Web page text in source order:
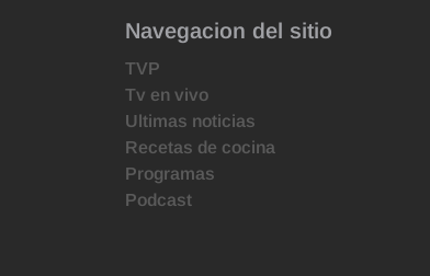
Navegacion del sitio
TVP
Tv en vivo
Ultimas noticias
Recetas de cocina
Programas
Podcast